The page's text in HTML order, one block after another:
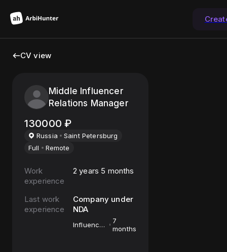
CV view
Middle Influencer
Relations Manager
130000 ₽
Russia
Saint Petersburg
Full
Remote
Work
experience
2 years 5 months
Last work
experience
Company under
NDA
Influencer
7
months